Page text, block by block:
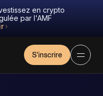
en crypto
par l'AMF
S'inscrire